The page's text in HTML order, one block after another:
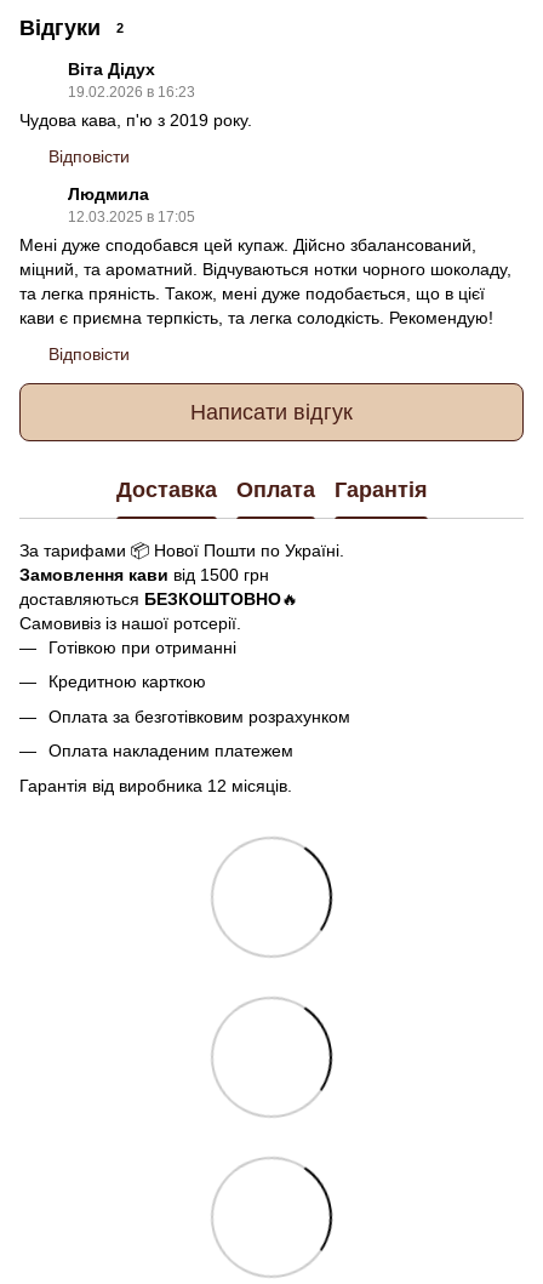
Відгуки 2
Віта Дідух
19.02.2026 в 16:23
Чудова кава, п'ю з 2019 року.
Відповісти
Людмила
12.03.2025 в 17:05
Мені дуже сподобався цей купаж. Дійсно збалансований,
міцний, та ароматний. Відчуваються нотки чорного шоколаду,
та легка пряність. Також, мені дуже подобається, що в цієї
кави є приємна терпкість, та легка солодкість. Рекомендую!
Відповісти
Написати відгук
Доставка Оплата Гарантія
За тарифами 📦 Нової Пошти по Україні.
Замовлення кави від 1500 грн
доставляються БЕЗКОШТОВНО🔥
Самовивіз із нашої ротсерії.
Готівкою при отриманні
Кредитною карткою
Оплата за безготівковим розрахунком
Оплата накладеним платежем
Гарантія від виробника 12 місяців.